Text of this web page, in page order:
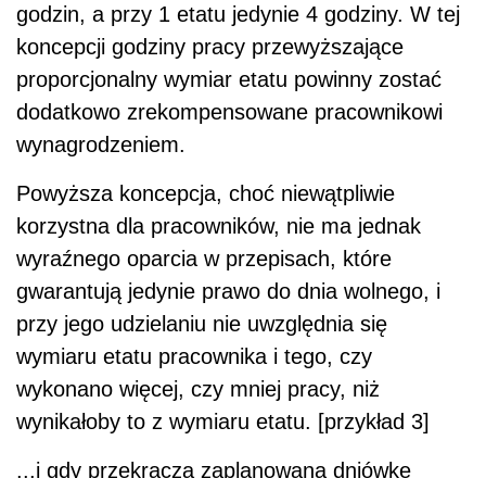
godzin, a przy 1 etatu jedynie 4 godziny. W tej
koncepcji godziny pracy przewyższające
proporcjonalny wymiar etatu powinny zostać
dodatkowo zrekompensowane pracownikowi
wynagrodzeniem.
Powyższa koncepcja, choć niewątpliwie
korzystna dla pracowników, nie ma jednak
wyraźnego oparcia w przepisach, które
gwarantują jedynie prawo do dnia wolnego, i
przy jego udzielaniu nie uwzględnia się
wymiaru etatu pracownika i tego, czy
wykonano więcej, czy mniej pracy, niż
wynikałoby to z wymiaru etatu. [przykład 3]
...i gdy przekracza zaplanowaną dniówkę